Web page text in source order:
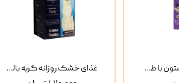
غذای خشک روزانه گربه بالغ مفید MoFeed Adult Daily Cat Food وزن 2 کیلوگرم بستنی گربه وینستون با طعم مرغ و ماهی Winstone Chicken & Fish بسته 8 عددی